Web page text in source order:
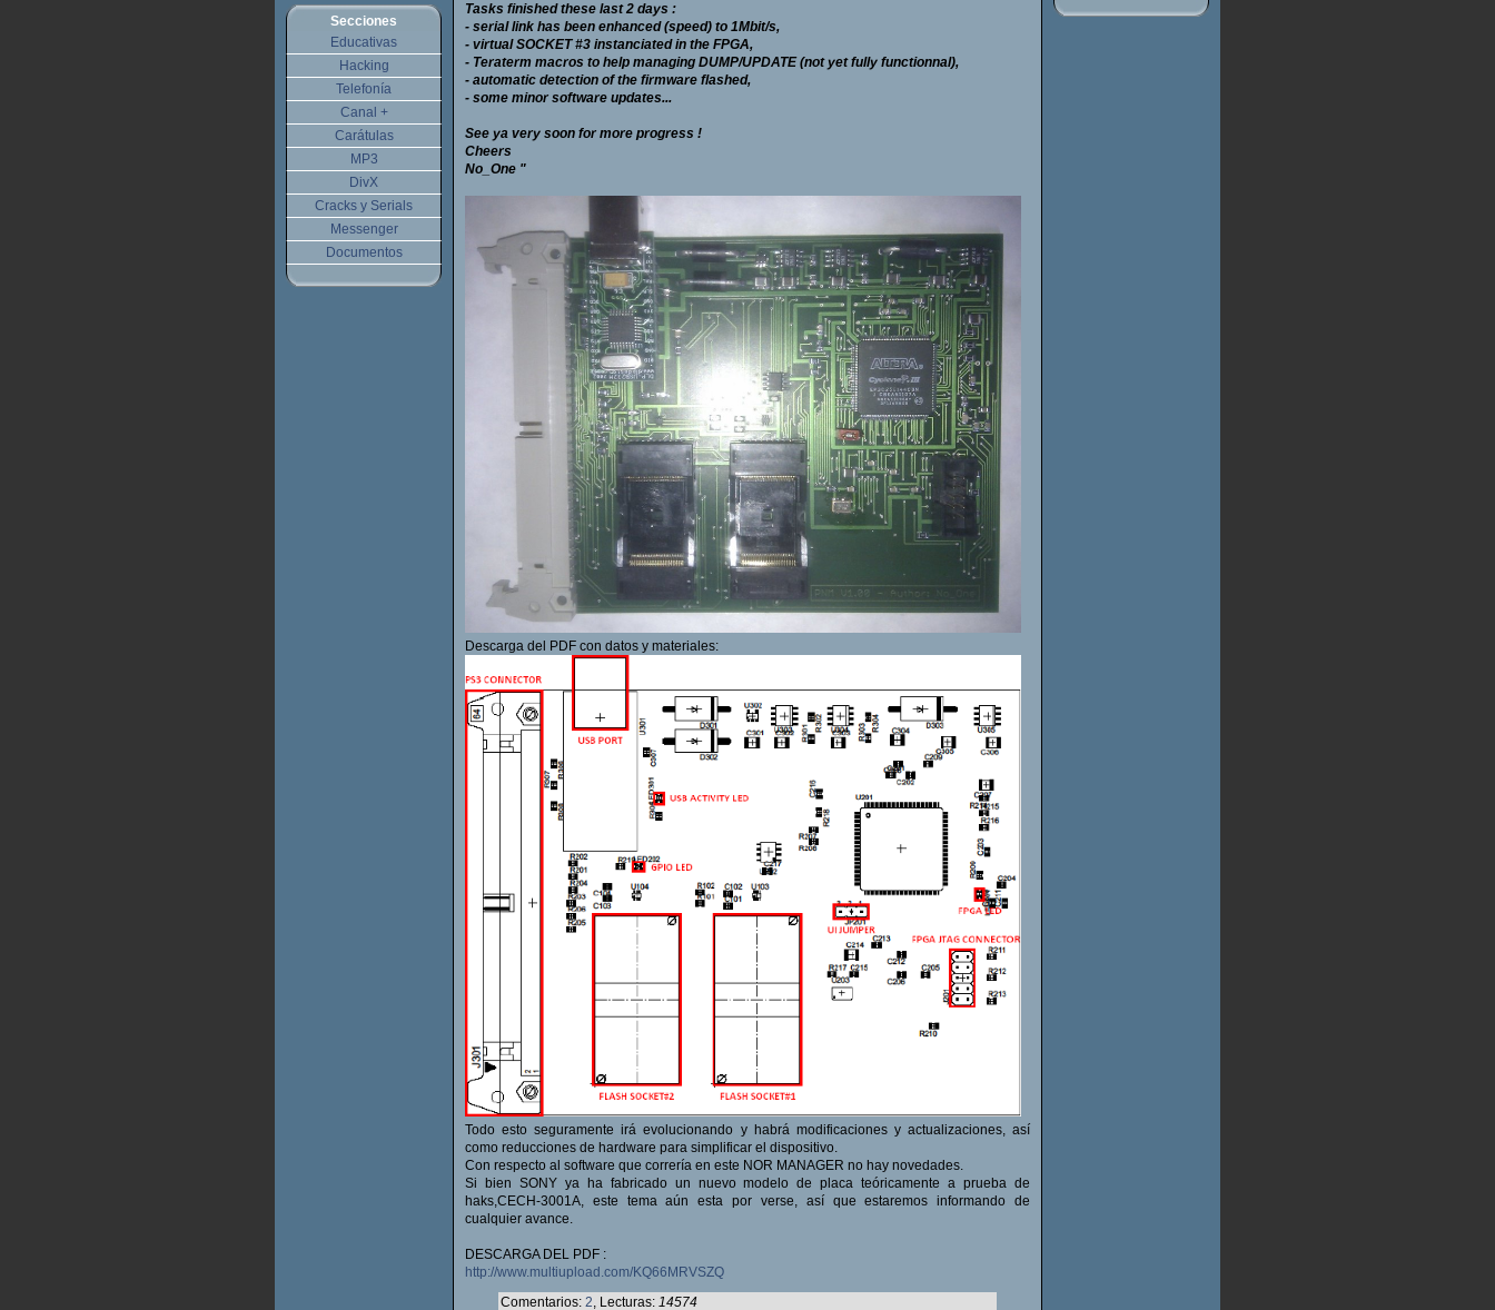
Tasks finished these last 2 days :
- serial link has been enhanced (speed) to 1Mbit/s,
- virtual SOCKET #3 instanciated in the FPGA,
- Teraterm macros to help managing DUMP/UPDATE (not yet fully functionnal),
- automatic detection of the firmware flashed,
- some minor software updates...
See ya very soon for more progress !
Cheers
No_One "
Descarga del PDF con datos y materiales:
Todo esto seguramente irá evolucionando y habrá modificaciones y actualizaciones, así
como reducciones de hardware para simplificar el dispositivo.
Con respecto al software que correría en este NOR MANAGER no hay novedades.
Si bien SONY ya ha fabricado un nuevo modelo de placa teóricamente a prueba de
haks,CECH-3001A, este tema aún esta por verse, así que estaremos informando de
cualquier avance.
DESCARGA DEL PDF :
http://www.multiupload.com/KQ66MRVSZQ
Comentarios: 2, Lecturas: 14574
Secciones
Educativas
Hacking
Telefonía
Canal +
Carátulas
MP3
DivX
Cracks y Serials
Messenger
Documentos